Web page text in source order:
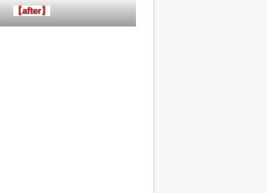
【after】